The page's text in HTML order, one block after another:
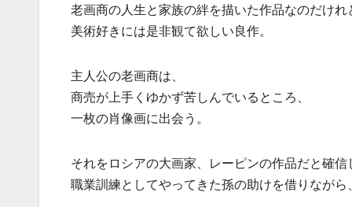
老画商の人生と家族の絆を描いた作品なのだけれ
美術好きには是非観て欲しい良作。
主人公の老画商は、
商売が上手くゆかず苦しんでいるところ、
一枚の肖像画に出会う。
それをロシアの大画家、レーピンの作品だと確信
職業訓練としてやってきた孫の助けを借りながら、